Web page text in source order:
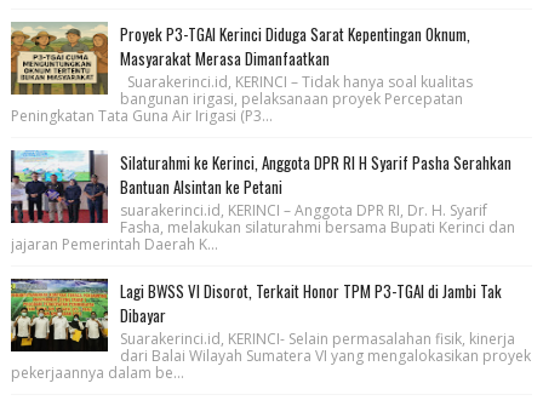
Proyek P3-TGAI Kerinci Diduga Sarat Kepentingan Oknum,
Masyarakat Merasa Dimanfaatkan
Suarakerinci.id, KERINCI – Tidak hanya soal kualitas
bangunan irigasi, pelaksanaan proyek Percepatan
Peningkatan Tata Guna Air Irigasi (P3...
Silaturahmi ke Kerinci, Anggota DPR RI H Syarif Pasha Serahkan
Bantuan Alsintan ke Petani
suarakerinci.id, KERINCI – Anggota DPR RI, Dr. H. Syarif
Fasha, melakukan silaturahmi bersama Bupati Kerinci dan
jajaran Pemerintah Daerah K...
Lagi BWSS VI Disorot, Terkait Honor TPM P3-TGAI di Jambi Tak
Dibayar
Suarakerinci.id, KERINCI- Selain permasalahan fisik, kinerja
dari Balai Wilayah Sumatera VI yang mengalokasikan proyek
pekerjaannya dalam be...